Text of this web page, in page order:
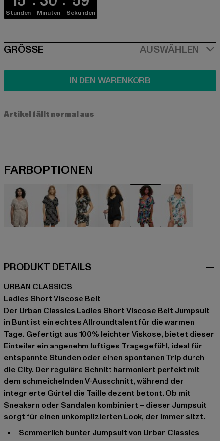
Stunden Minuten Sekunden
SIZE
GRÖSSE AUSWÄHLEN
IN DEN WARENKORB
Artikel fällt normal aus
FARBOPTIONEN
PRODUKT DETAILS
URBAN CLASSICS
Ladies Short Viscose Belt
Der Urban Classics Ladies Short Viscose Belt Jumpsuit
in Bunt ist ein echtes Allroundtalent für die warmen
Tage. Gefertigt aus 100% leichter Viskose, bietet dieser
Einteiler ein angenehm luftiges Tragegefühl, ideal für
entspannte Stunden oder einen spontanen Trip durch
die City. Der reguläre Schnitt harmoniert perfekt mit
dem schmeichelnden V-Ausschnitt, während der
integrierte Gürtel die Taille dezent betont. Ob mit
Sneakern oder Sandalen kombiniert – dieser Jumpsuit
sorgt für einen unkomplizierten Look, der immer sitzt.
Sommerlich bunter Jumpsuit von Urban Classics